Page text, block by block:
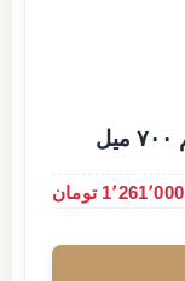
1٬261٬000 تومان